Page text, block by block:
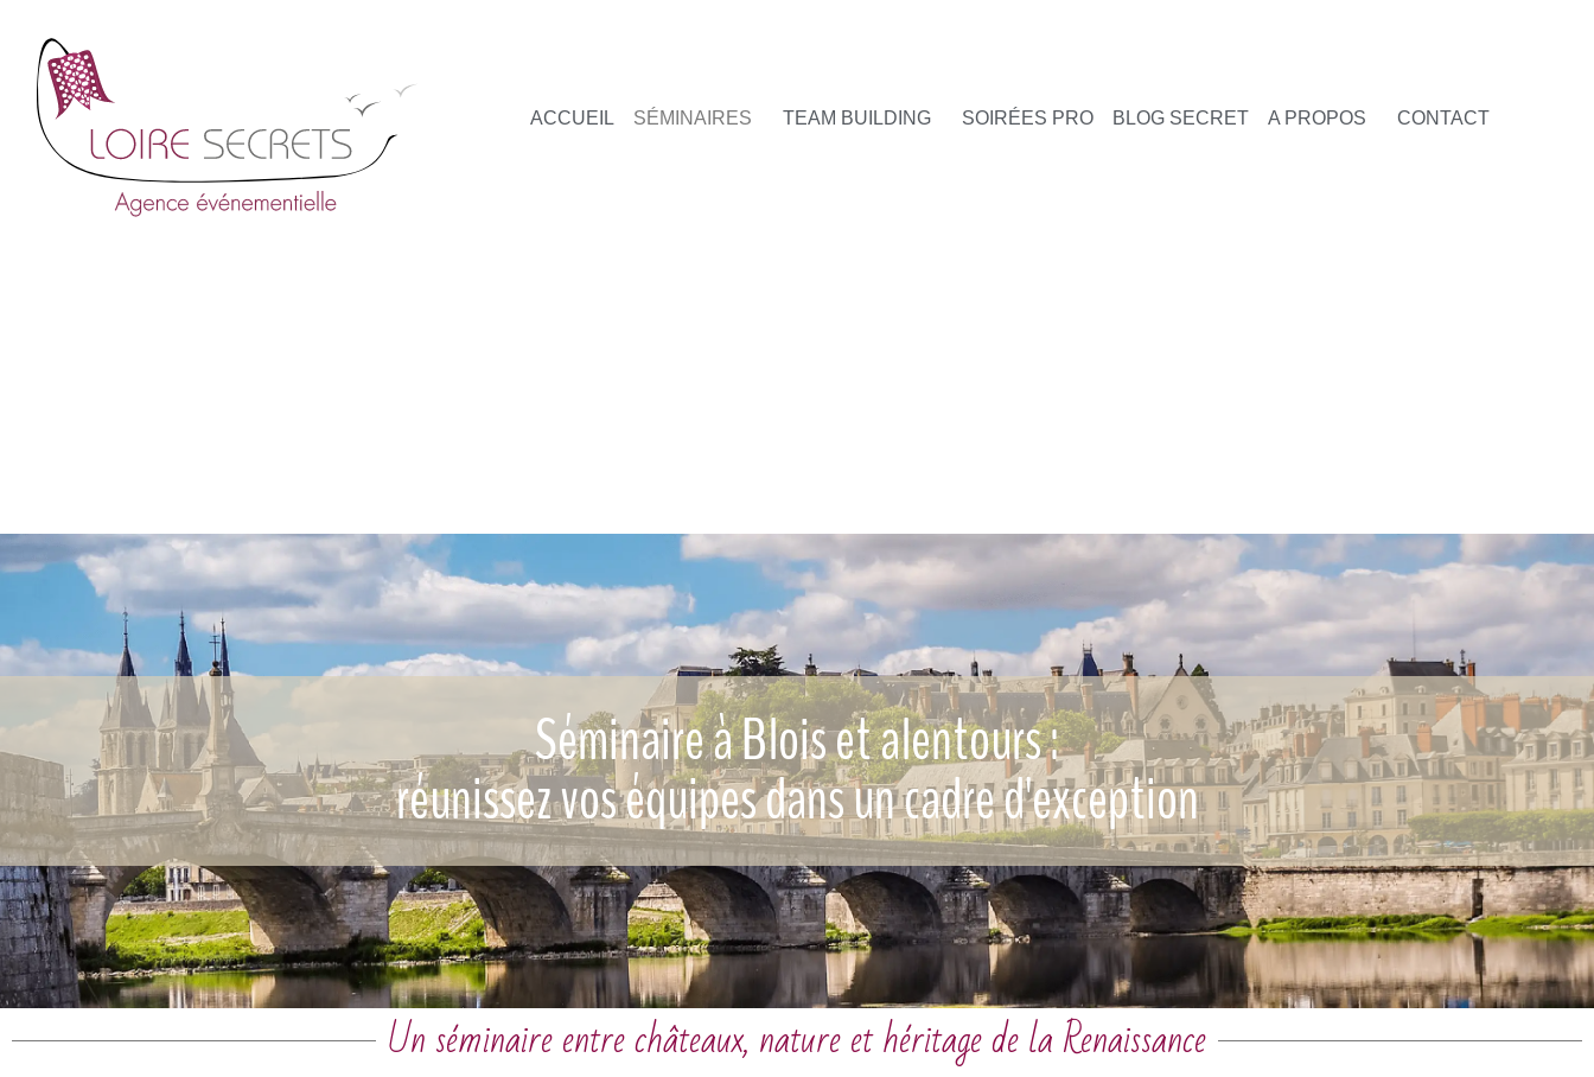
ACCUEIL SÉMINAIRES TEAM BUILDING SOIRÉES PRO BLOG SECRET A PROPOS CONTACT
Séminaire à Blois et alentours :
réunissez vos équipes dans un cadre d'exception
Un séminaire entre châteaux, nature et héritage de la Renaissance